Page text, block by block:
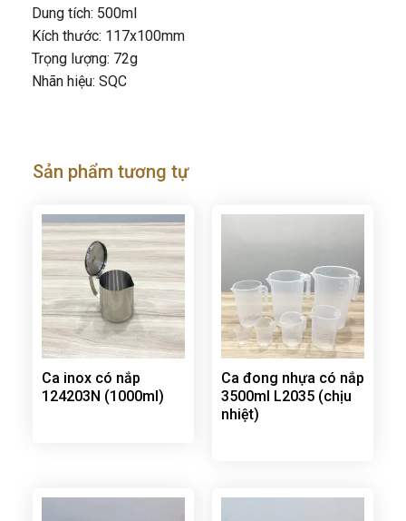
Dung tích: 500ml
Kích thước: 117x100mm
Trọng lượng: 72g
Nhãn hiệu: SQC
Sản phẩm tương tự
Ca inox có nắp
124203N (1000ml)
Ca đong nhựa có nắp
3500ml L2035 (chịu
nhiệt)